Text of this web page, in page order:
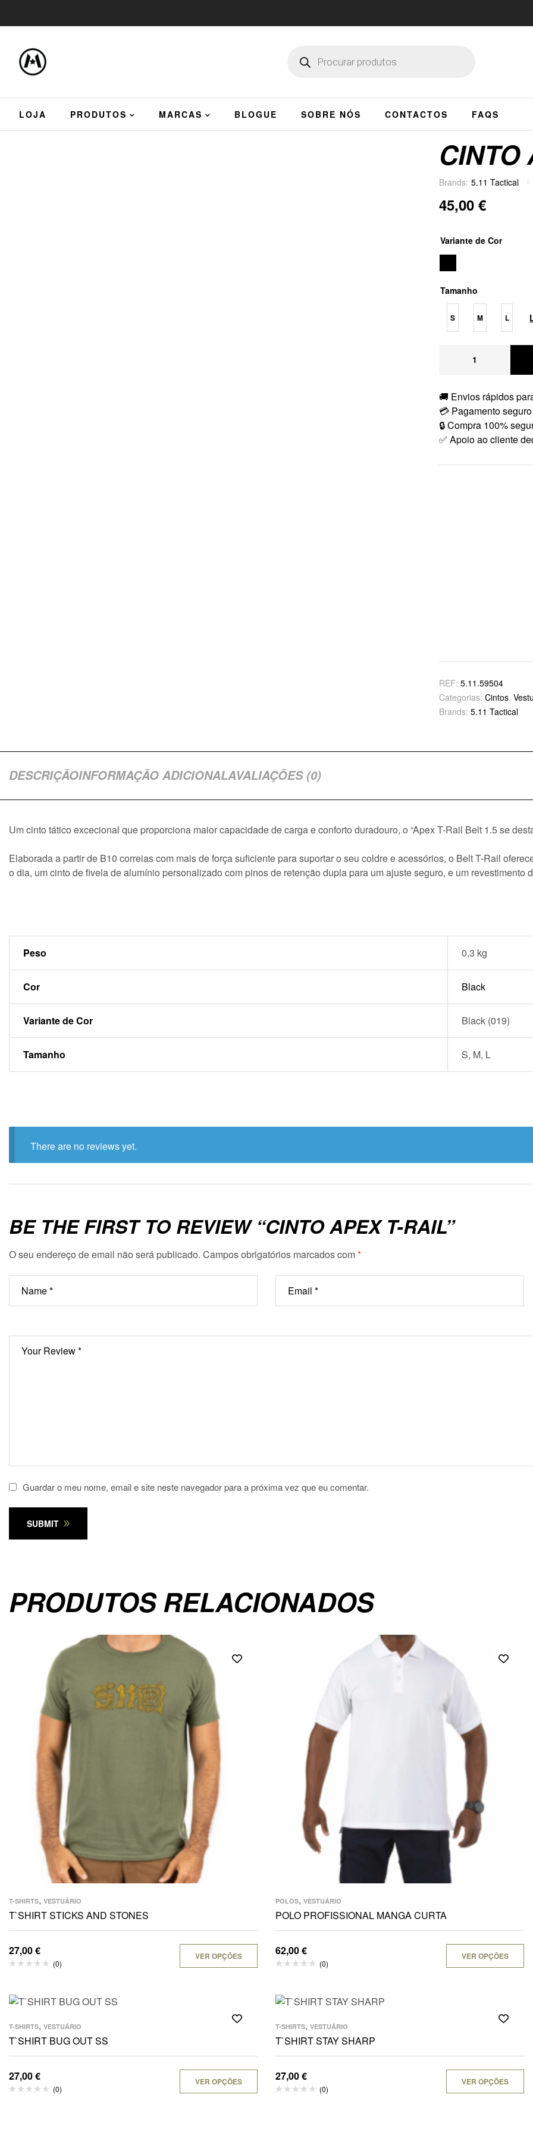
LOJA PRODUTOS MARCAS BLOGUE SOBRE NÓS CONTACTOS FAQS
CINTO
Brands: 5.11 Tactical
45,00 €
Variante de Cor
Tamanho
S M L
🚚 Envios rápidos
💳 Pagamento
🔒 Compra 100%
✅ Apoio ao cliente
REF: 5.11.59504
Categorias: Cintos,
Brands: 5.11 Tactical
DESCRIÇÃOINFORMAÇÃO ADICIONALAVALIAÇÕES (0)
Um cinto tático excecional que proporciona maior capacidade de carga e conforto duradouro, o “Apex T-Rail Belt 1.5 se
Elaborada a partir de B10 correias com mais de força suficiente para suportar o seu coldre e acessórios, o Belt T-Rail
o dia, um cinto de fivela de alumínio personalizado com pinos de retenção dupla para um ajuste seguro, e um revestimento
Peso 0,3 kg
Cor Black
Variante de Cor Black (019)
Tamanho S, M, L
There are no reviews yet.
BE THE FIRST TO REVIEW “CINTO APEX T-RAIL”
O seu endereço de email não será publicado. Campos obrigatórios marcados com*
Guardar o meu nome, email e site neste navegador para a próxima vez que eu comentar.
SUBMIT
PRODUTOS RELACIONADOS
T-SHIRTS, VESTUÁRIO
T`SHIRT STICKS AND STONES
27,00€
(0)
VER OPÇÕES
POLOS, VESTUÁRIO
POLO PROFISSIONAL MANGA CURTA
62,00€
(0)
VER OPÇÕES
T-SHIRTS, VESTUÁRIO
T`SHIRT BUG OUT SS
27,00€
(0)
VER OPÇÕES
T-SHIRTS, VESTUÁRIO
T`SHIRT STAY SHARP
27,00€
(0)
VER OPÇÕES